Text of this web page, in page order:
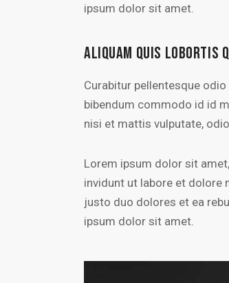
ipsum dolor sit amet.
ALIQUAM QUIS LOBORTIS
Curabitur pellentesque
bibendum commodo id id
nisi et mattis vulputate,
Lorem ipsum dolor sit
invidunt ut labore et dolore
justo duo dolores et ea
ipsum dolor sit amet.